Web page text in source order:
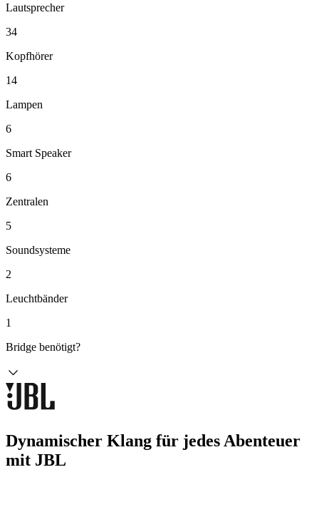
Lautsprecher
34
Kopfhörer
14
Lampen
6
Smart Speaker
6
Zentralen
5
Soundsysteme
2
Leuchtbänder
1
Bridge benötigt?
Dynamischer Klang für jedes Abenteuer
mit JBL